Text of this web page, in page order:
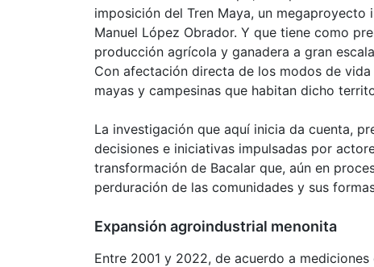
imposición del Tren Maya, un
Manuel López Obrador. Y que tiene como
producción agrícola y ganadera a gran
Con afectación directa de los modos de
mayas y campesinas que habitan dicho
La investigación que aquí inicia da cuenta,
decisiones e iniciativas impulsadas por
transformación de Bacalar que, aún en
perduración de las comunidades y sus
Expansión agroindustrial menonita
Entre 2001 y 2022, de acuerdo a